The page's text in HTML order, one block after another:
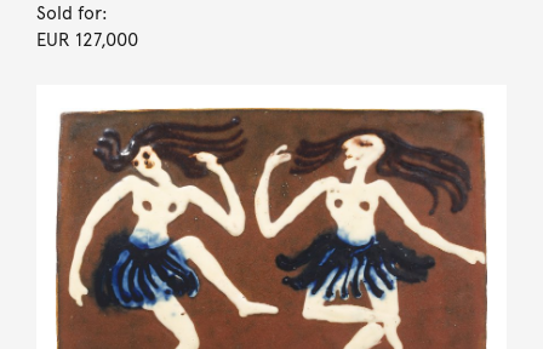
Sold for:
EUR 127,000